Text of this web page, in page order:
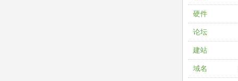
硬件
论坛
建站
域名